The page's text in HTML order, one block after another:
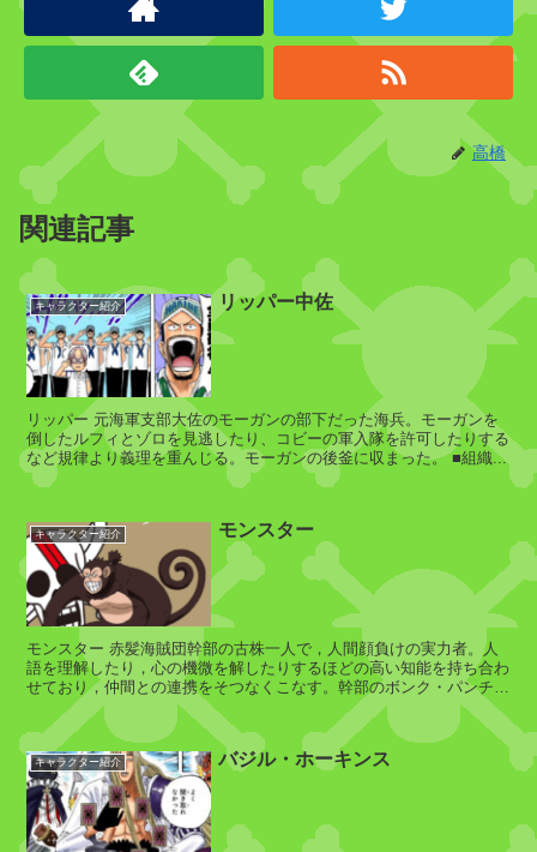
公
ッ
ク
ス
海
賊
団
ノ
ッ
ス
探
検
隊
ペ
ド
ロ
高橋
関連記事
キャラクター紹介 リッパー中佐
リッパー 元海軍支部大佐のモーガンの部下だった海兵。モーガンを
倒したルフィとゾロを見逃したり、コビーの軍入隊を許可したりする
など規律より義理を重んじる。モーガンの後釜に収まった。 ■組織...
キャラクター紹介 モンスター
モンスター 赤髪海賊団幹部の古株一人で，人間顔負けの実力者。人
語を理解したり，心の機微を解したりするほどの高い知能を持ち合わ
せており，仲間との連携をそつなくこなす。幹部のボンク・パンチと
長年”音楽家コンビ”を...
キャラクター紹介 バジル・ホーキンス